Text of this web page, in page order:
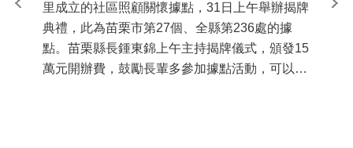
里成立的社區照顧關懷據點，31日上午舉辦揭牌
典禮，此為苗栗市第27個、全縣第236處的據
點。苗栗縣長鍾東錦上午主持揭牌儀式，頒發15
萬元開辦費，鼓勵長輩多參加據點活動，可以更
苗